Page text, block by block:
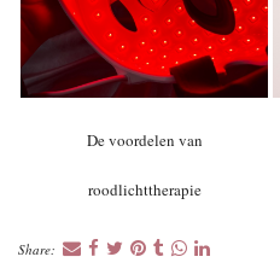
De voordelen van
roodlichttherapie
Share: